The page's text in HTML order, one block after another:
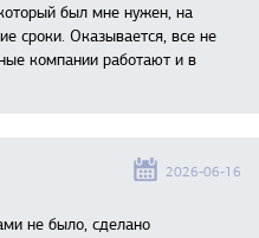
был мне нужен, на
сроки. Оказывается, все не
компании работают и в
2026-06-16
не было, сделано